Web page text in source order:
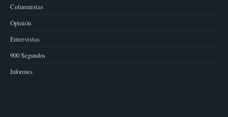
Columnistas
Opinión
Entrevistas
900 Segundos
Informes